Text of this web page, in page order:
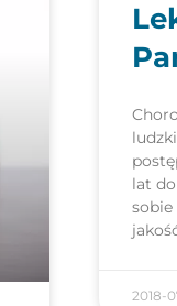
lat
sobie
2018-